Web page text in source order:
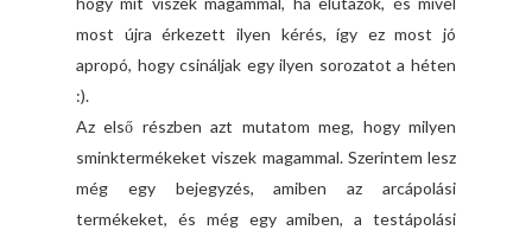
most újra érkezett ilyen kérés, így ez most jó
apropó, hogy csináljak egy ilyen sorozatot a héten
:).
Az első részben azt mutatom meg, hogy milyen
sminktermékeket viszek magammal. Szerintem lesz
még egy bejegyzés, amiben az arcápolási
termékeket, és még egy amiben, a testápolási